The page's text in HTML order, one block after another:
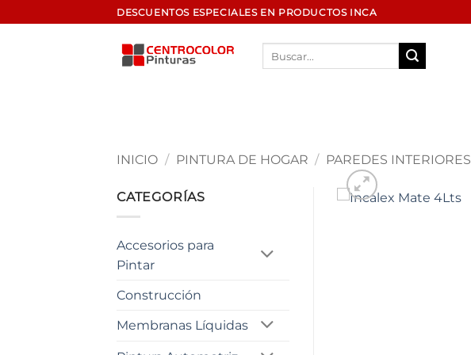
al
DESCUENTOS ESPECIALES EN PRODUCTOS INCA
INICIO / PINTURA DE HOGAR / PAREDES INTERIORES
CATEGORÍAS
Accesorios para
Pintar
Construcción
Membranas Líquidas